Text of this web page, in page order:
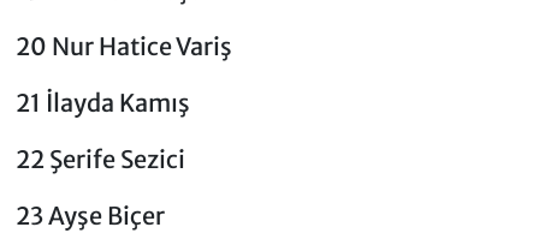
20 Nur Hatice Variş
21 İlayda Kamış
22 Şerife Sezici
23 Ayşe Biçer